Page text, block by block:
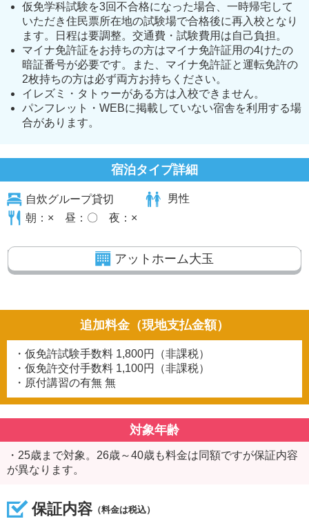
仮免学科試験を3回不合格になった場合、一時帰宅して
いただき住民票所在地の試験場で合格後に再入校となり
ます。日程は要調整。交通費・試験費用は自己負担。
マイナ免許証をお持ちの方はマイナ免許証用の4けたの
暗証番号が必要です。また、マイナ免許証と運転免許の
2枚持ちの方は必ず両方お持ちください。
イレズミ・タトゥーがある方は入校できません。
パンフレット・WEBに掲載していない宿舎を利用する場
合があります。
宿泊タイプ詳細
自炊グループ貸切
男性
朝：× 昼：〇 夜：×
アットホーム大玉
追加料金（現地支払金額）
・仮免許試験手数料 1,800円（非課税）
・仮免許交付手数料 1,100円（非課税）
・原付講習の有無 無
対象年齢
・25歳まで対象。26歳～40歳も料金は同額ですが保証内容
が異なります。
保証内容 （料金は税込）